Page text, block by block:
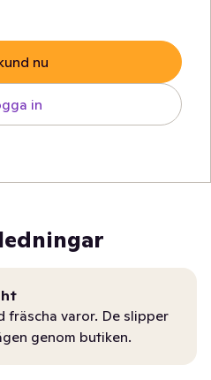
nu
in
fräscha varor. De slipper
genom butiken.